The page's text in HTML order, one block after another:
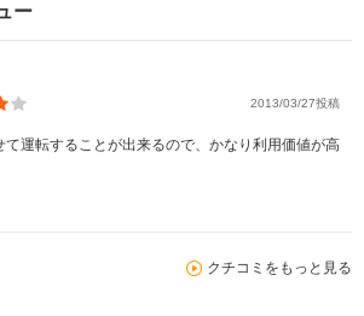
ー
2013/03/27投稿
運転することが出来るので、かなり利用価値が高
クチコミをもっと見る